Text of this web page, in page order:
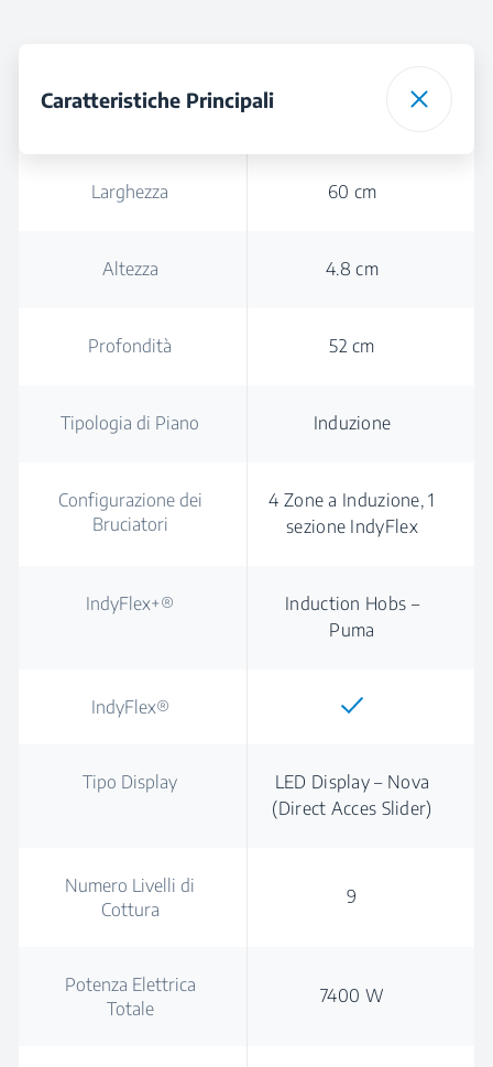
Caratteristiche Principali
Larghezza 60 cm
Altezza 4.8 cm
Profondità 52 cm
Tipologia di Piano Induzione
Configurazione dei
Bruciatori
4 Zone a Induzione, 1
sezione IndyFlex
IndyFlex+®
Induction Hobs –
Puma
IndyFlex®
Tipo Display
LED Display – Nova
(Direct Acces Slider)
Numero Livelli di
Cottura
9
Potenza Elettrica
Totale
7400 W